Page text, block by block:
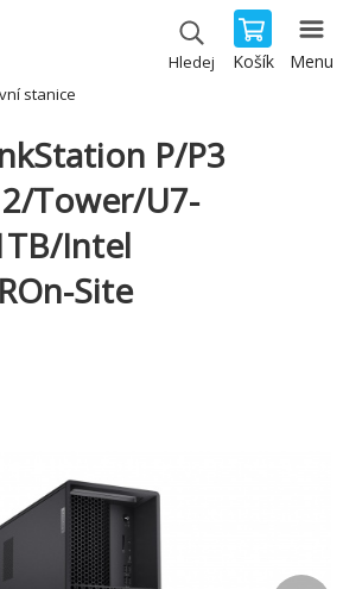
Hledej Košík Menu
stanice
P/P3
Tower/U7-
Intel
Site